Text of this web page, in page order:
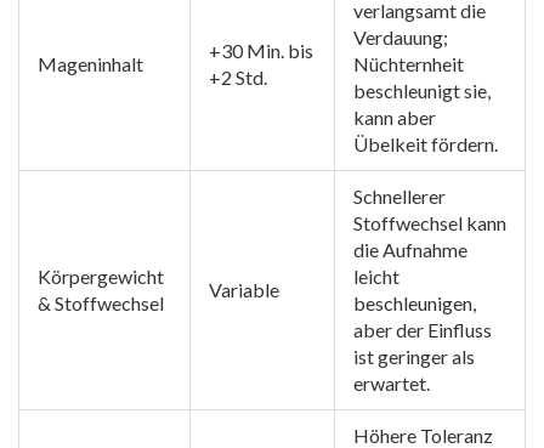
Mageninhalt
+30 Min. bis
+2 Std.
verlangsamt die
Verdauung;
Nüchternheit
beschleunigt sie,
kann aber
Übelkeit fördern.
Körpergewicht
& Stoffwechsel
Variable
Schnellerer
Stoffwechsel kann
die Aufnahme
leicht
beschleunigen,
aber der Einfluss
ist geringer als
erwartet.
Höhere Toleranz